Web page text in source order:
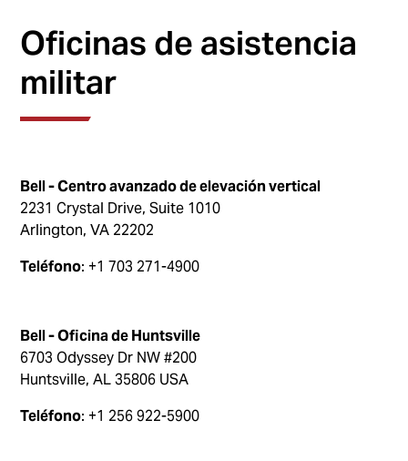
Oficinas de asistencia
militar
Bell - Centro avanzado de elevación vertical
2231 Crystal Drive, Suite 1010
Arlington, VA 22202
Teléfono: +1 703 271-4900
Bell - Oficina de Huntsville
6703 Odyssey Dr NW #200
Huntsville, AL 35806 USA
Teléfono: +1 256 922-5900